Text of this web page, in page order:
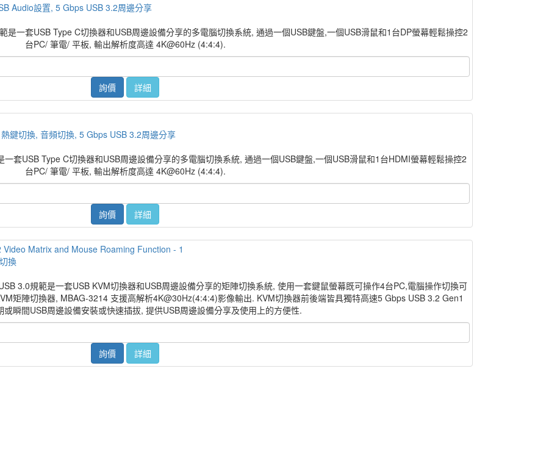
Audio設置, 5 Gbps USB 3.2周邊分享
一套USB Type C切換器和USB周邊設備分享的多電腦切換系統, 通過一個USB鍵盤,一個USB滑鼠和1台DP螢幕輕鬆操控2
台PC/ 筆電/ 平板, 輸出解析度高達 4K@60Hz (4:4:4).
詢價
詳細
鍵切換, 音頻切換, 5 Gbps USB 3.2周邊分享
套USB Type C切換器和USB周邊設備分享的多電腦切換系統, 通過一個USB鍵盤,一個USB滑鼠和1台HDMI螢幕輕鬆操控2
台PC/ 筆電/ 平板, 輸出解析度高達 4K@60Hz (4:4:4).
詢價
詳細
換
3.0規範是一套USB KVM切換器和USB周邊設備分享的矩陣切換系統, 使用一套鍵鼠螢幕既可操作4台PC,電腦操作切換可
矩陣切換器, MBAG-3214 支援高解析4K@30Hz(4:4:4)影像輸出. KVM切換器前後端皆具獨特高速5 Gbps USB 3.2 Gen1
或瞬間USB周邊設備安裝或快速插拔, 提供USB周邊設備分享及使用上的方便性.
詢價
詳細